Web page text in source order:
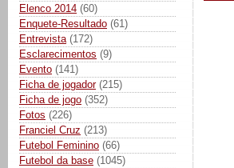
Elenco 2014 (60)
Enquete-Resultado (61)
Entrevista (172)
Esclarecimentos (9)
Evento (141)
Ficha de jogador (215)
Ficha de jogo (352)
Fotos (226)
Franciel Cruz (213)
Futebol Feminino (66)
Futebol da base (1045)